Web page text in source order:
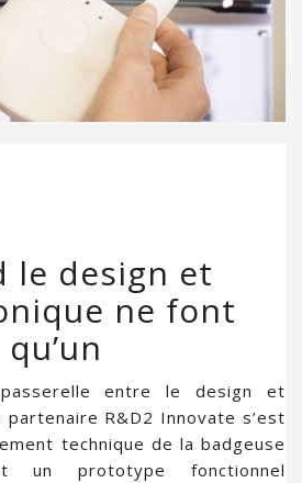
le design et
ne font
qu’un
entre le design et
partenaire R&D2 Innovate s’est
technique de la badgeuse
un prototype fonctionnel